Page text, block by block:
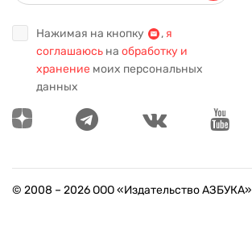
Нажимая на кнопку , я
соглашаюсь на обработку и
хранение моих персональных
данных
© 2008 – 2026ООО «Издательство АЗБУКА»